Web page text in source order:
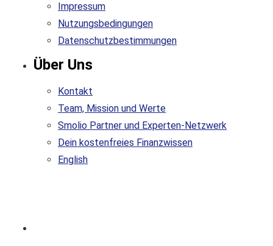
Impressum
Nutzungsbedingungen
Datenschutzbestimmungen
Über Uns
Kontakt
Team, Mission und Werte
Smolio Partner und Experten-Netzwerk
Dein kostenfreies Finanzwissen
English